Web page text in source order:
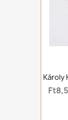
Károly